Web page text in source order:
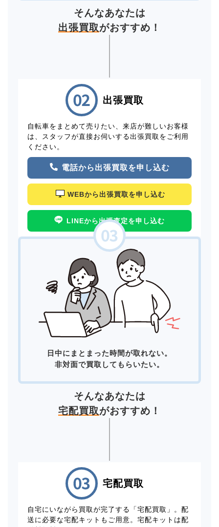
そんなあなたは
出張買取がおすすめ！
出張買取
自転車をまとめて売りたい、来店が難しいお客様
は、スタッフが直接お伺いする出張買取をご利用
ください。
電話から出張買取を申し込む
WEBから出張買取を申し込む
LINEから出張査定を申し込む
日中にまとまった時間が取れない。
非対面で買取してもらいたい。
そんなあなたは
宅配買取がおすすめ！
宅配買取
自宅にいながら買取が完了する「宅配買取」。配
送に必要な宅配キットもご用意。宅配キットは配